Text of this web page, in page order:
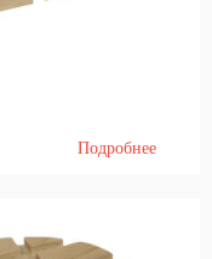
Подробнее